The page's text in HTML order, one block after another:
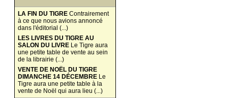
LA FIN DU TIGRE Contrairement
à ce que nous avions annoncé
dans l'éditorial (...)
LES LIVRES DU TIGRE AU
SALON DU LIVRE Le Tigre aura
une petite table de vente au sein
de la librairie (...)
VENTE DE NOËL DU TIGRE
DIMANCHE 14 DÉCEMBRE Le
Tigre aura une petite table à la
vente de Noël qui aura lieu (...)